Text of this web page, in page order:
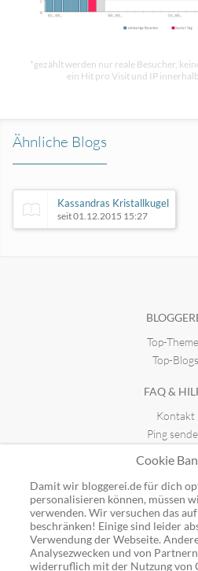
*gezählt werden nur reale Besucher,
ein Hit pro Visit und IP
Ähnliche Blogs
Kassandras Kristallkugel
seit 01.12.2015 15:27
Eine bessere Welt für uns alle
Halbpfosten? oder Vollpfosten?
Top-
Top-Blogs
FAQ &
Kontakt
Ping
Top-
Alle
Cookie
Damit wir bloggerei.de für dich
personalisieren können, müssen
verwenden. Wir versuchen das
beschränken! Einige sind leider
Verwendung der Webseite.
Analysezwecken und von
widerruflich mit der Nutzung von